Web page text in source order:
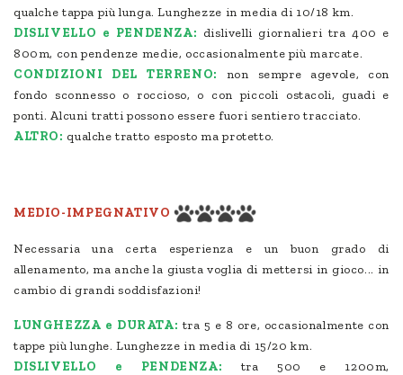
qualche tappa più lunga. Lunghezze in media di 10/18 km.
DISLIVELLO e PENDENZA: dislivelli giornalieri tra 400 e
800m, con pendenze medie, occasionalmente più marcate.
CONDIZIONI DEL TERRENO:
non sempre agevole, con
fondo sconnesso o roccioso, o con piccoli ostacoli, guadi e
ponti. Alcuni tratti possono essere fuori sentiero tracciato.
ALTRO: qualche tratto esposto ma protetto.
MEDIO-IMPEGNATIVO
Necessaria una certa esperienza e un buon grado di
allenamento, ma anche la giusta voglia di mettersi in gioco... in
cambio di grandi soddisfazioni!
LUNGHEZZA e DURATA: tra 5 e 8 ore, occasionalmente con
tappe più lunghe. Lunghezze in media di 15/20 km.
DISLIVELLO e PENDENZA: tra 500 e 1200m,